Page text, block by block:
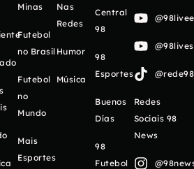
Minas
Futebol
no Brasil
Futebol
no
Mundo
Mais
Esportes
Nas
Redes
Humor
Música
Central
98
98
Esportes
Buenos
Días
98
Futebol
Redes
Sociais 98
News